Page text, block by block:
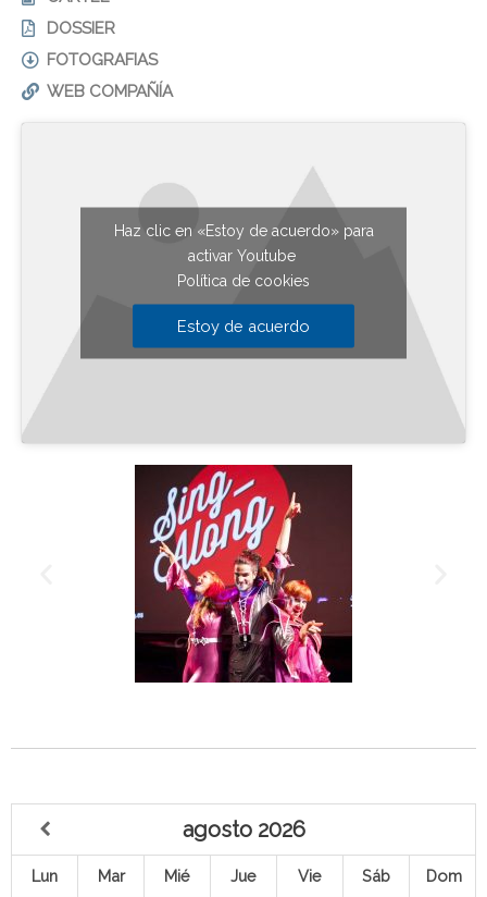
DOSSIER
FOTOGRAFIAS
WEB COMPAÑÍA
Haz clic en «Estoy de acuerdo» para
activar Youtube
Política de cookies
Estoy de acuerdo
agosto 2026
Lun Mar Mié Jue Vie Sáb
Dom